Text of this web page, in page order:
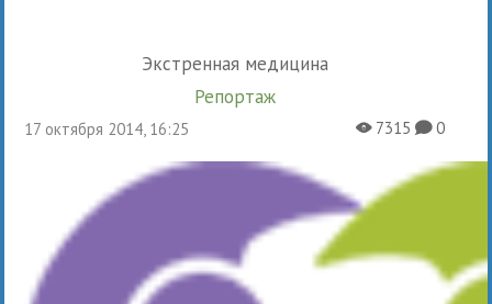
Экстренная медицина
Репортаж
17 октября 2014, 16:25 X7315K0